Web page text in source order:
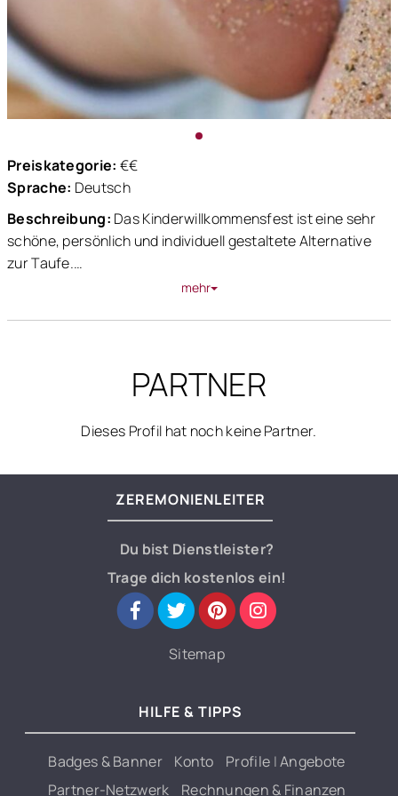
Preiskategorie: €€
Sprache: Deutsch
Beschreibung:
schöne, persönlich und individuell gestaltete Alternative
zur Taufe.
Fest kann zu jedem Zeitpunkt stattfinden. Im ersten
Lebensjahr oder erst später. Das liegt allein in der
nach Wunsch kann die Zeremonie mit Ritualen, Liedern
Kindern, Familienangehörigen und der Paten ist absolut
gewollt und verleiht dem Fest die persönliche Note.
Als freie Rednerin stehe ich für die Vorbereitung und
Ich freue mich auf Eure Anfrage.
mehr
PARTNER
Dieses Profil hat noch keine Partner.
ZEREMONIENLEITER
Du bist Dienstleister?
Trage dich kostenlos ein!
Sitemap
HILFE & TIPPS
Badges & Banner Konto Profile |Angebote
Partner-Netzwerk
Rechnungen & Finanzen